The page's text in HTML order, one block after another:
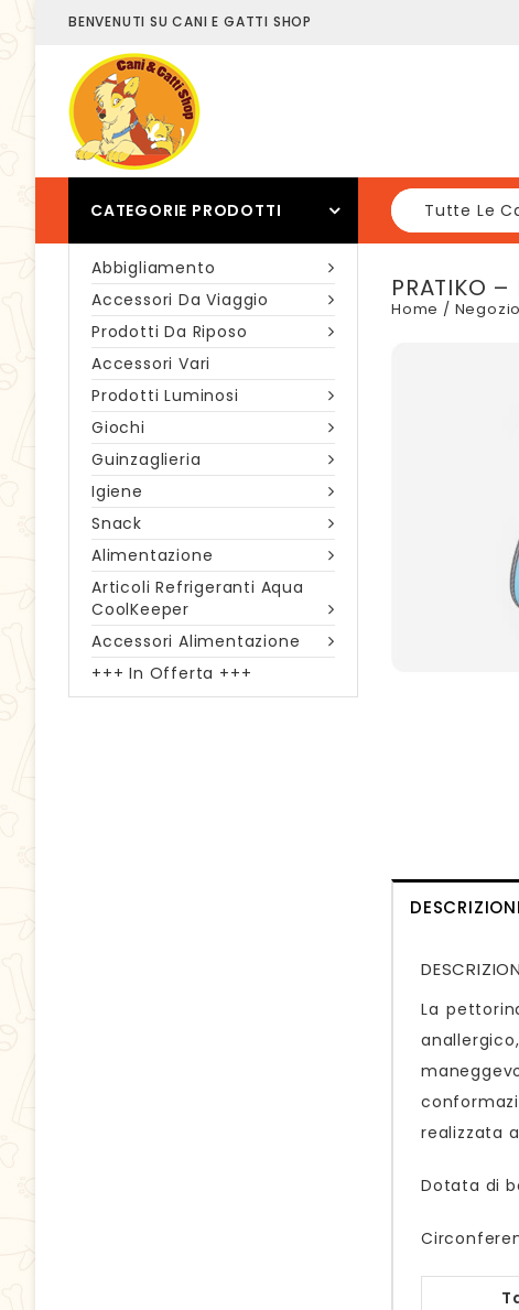
BENVENUTI SU CANI E GATTI SHOP
CATEGORIE PRODOTTI Tutte Le
Abbigliamento
Accessori Da Viaggio
Prodotti Da Riposo
Accessori Vari
Prodotti Luminosi
Giochi
Guinzaglieria
Igiene
Snack
Alimentazione
Articoli Refrigeranti Aqua
CoolKeeper
Accessori Alimentazione
+++ In Offerta +++
PRATIKO –
Home / Negozio
La
realizzata
Dotata di